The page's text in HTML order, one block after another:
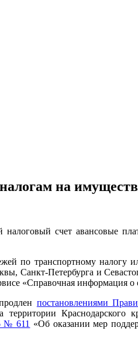
на
налоговый счет авансовые
по транспортному
Санкт-Петербурга и
«Справочная информация о
постановлениями
Краснодарского
№ 611 «Об оказании мер